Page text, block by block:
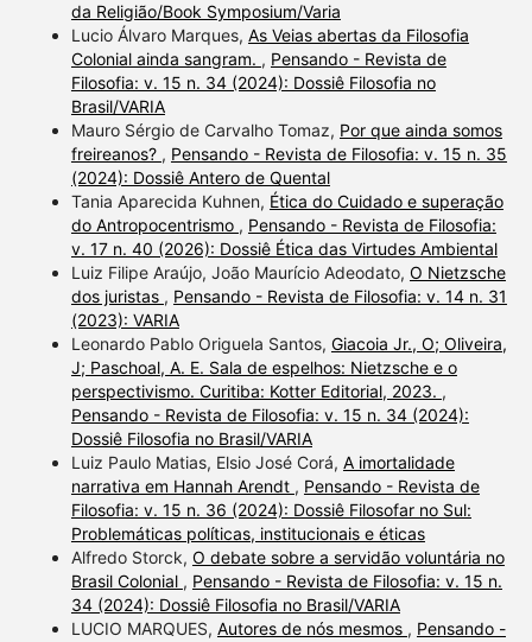
da Religião/Book Symposium/Varia
Lucio Álvaro Marques, As Veias abertas da Filosofia
Colonial ainda sangram. , Pensando - Revista de
Filosofia: v. 15 n. 34 (2024): Dossiê Filosofia no
Brasil/VARIA
Mauro Sérgio de Carvalho Tomaz, Por que ainda somos
freireanos? , Pensando - Revista de Filosofia: v. 15 n. 35
(2024): Dossiê Antero de Quental
Tania Aparecida Kuhnen, Ética do Cuidado e superação
do Antropocentrismo , Pensando - Revista de Filosofia:
v. 17 n. 40 (2026): Dossiê Ética das Virtudes Ambiental
Luiz Filipe Araújo, João Maurício Adeodato, O Nietzsche
dos juristas , Pensando - Revista de Filosofia: v. 14 n. 31
(2023): VARIA
Leonardo Pablo Origuela Santos, Giacoia Jr., O; Oliveira,
J; Paschoal, A. E. Sala de espelhos: Nietzsche e o
perspectivismo. Curitiba: Kotter Editorial, 2023. ,
Pensando - Revista de Filosofia: v. 15 n. 34 (2024):
Dossiê Filosofia no Brasil/VARIA
Luiz Paulo Matias, Elsio José Corá, A imortalidade
narrativa em Hannah Arendt , Pensando - Revista de
Filosofia: v. 15 n. 36 (2024): Dossiê Filosofar no Sul:
Problemáticas políticas, institucionais e éticas
Alfredo Storck, O debate sobre a servidão voluntária no
Brasil Colonial , Pensando - Revista de Filosofia: v. 15 n.
34 (2024): Dossiê Filosofia no Brasil/VARIA
LUCIO MARQUES, Autores de nós mesmos , Pensando -